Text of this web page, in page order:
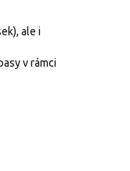
ale i
v rámci